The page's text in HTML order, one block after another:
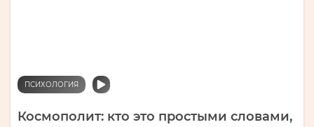
ПСИХОЛОГИЯ
Космополит: кто это простыми словами,